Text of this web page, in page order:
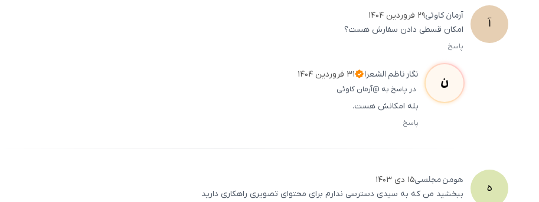
آ آرمانکاوئی۲۹ فروردین ۱۴۰۴
امکان قسطی دادن سفارش هست؟
پاسخ
ن نگارناظم الشعرا ۳۱ فروردین ۱۴۰۴
در پاسخ به @آرمان کاوئی
بله امکانش هست.
پاسخ
ه هومنمجلسی۱۵ دی ۱۴۰۳
ببخشید من که به سیدی دسترسی ندارم برای محتوای تصویری راهکاری دارید